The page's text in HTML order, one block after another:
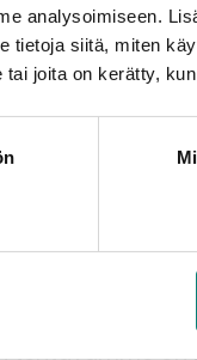
analysoimiseen.
tietoja siitä, miten
tai joita on kerätty,
on tehdä
Talotuntijan
etsi hajanaista
normi.
tehtävämme